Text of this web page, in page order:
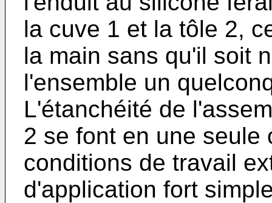
la cuve 1 et la tôle 2,
la main sans qu'il soit
l'ensemble un
L'étanchéité de
2 se font en une seule
conditions de travail
d'application fort